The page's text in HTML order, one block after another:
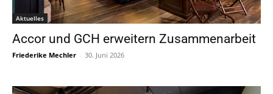
Aktuelles
Accor und GCH erweitern Zusammenarbeit
Friederike Mechler - 30. Juni 2026